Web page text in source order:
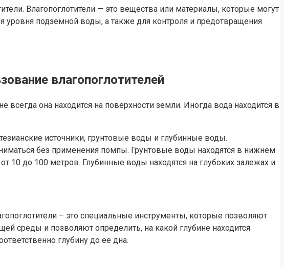
Влагопоглотители — это вещества или материалы, которые могут
подземной воды, а также для контроля и предотвращения
влагопоглотителей
она находится на поверхности земли. Иногда вода находится в
источники, грунтовые воды и глубинные воды.
без применения помпы. Грунтовые воды находятся в нижнем
10 до 100 метров. Глубинные воды находятся на глубоких залежах и
– это специальные инструменты, которые позволяют
среды и позволяют определить, на какой глубине находится
глубину до ее дна.